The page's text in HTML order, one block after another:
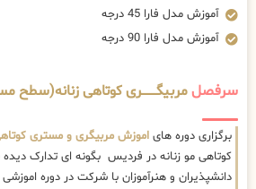
آموزش مدل فارا 45 درجه
آموزش مدل فارا 90 درجه
سرفصلمربیگــــــــری کوتاهی زنانه(سطح
برگزاری دوره های اموزش مربیگری و مستری
کوتاهی مو زنانه در فردیس بگونه ای تدارک
دانشپذیران و هنرآموزان با شرکت در دوره